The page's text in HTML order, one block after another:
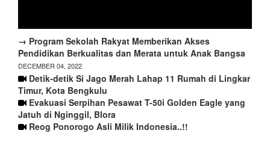
→ Program Sekolah Rakyat Memberikan Akses
Pendidikan Berkualitas dan Merata untuk Anak Bangsa
DECEMBER 04, 2022
Detik-detik Si Jago Merah Lahap 11 Rumah di Lingkar
Timur, Kota Bengkulu
Evakuasi Serpihan Pesawat T-50i Golden Eagle yang
Jatuh di Nginggil, Blora
Reog Ponorogo Asli Milik Indonesia..!!